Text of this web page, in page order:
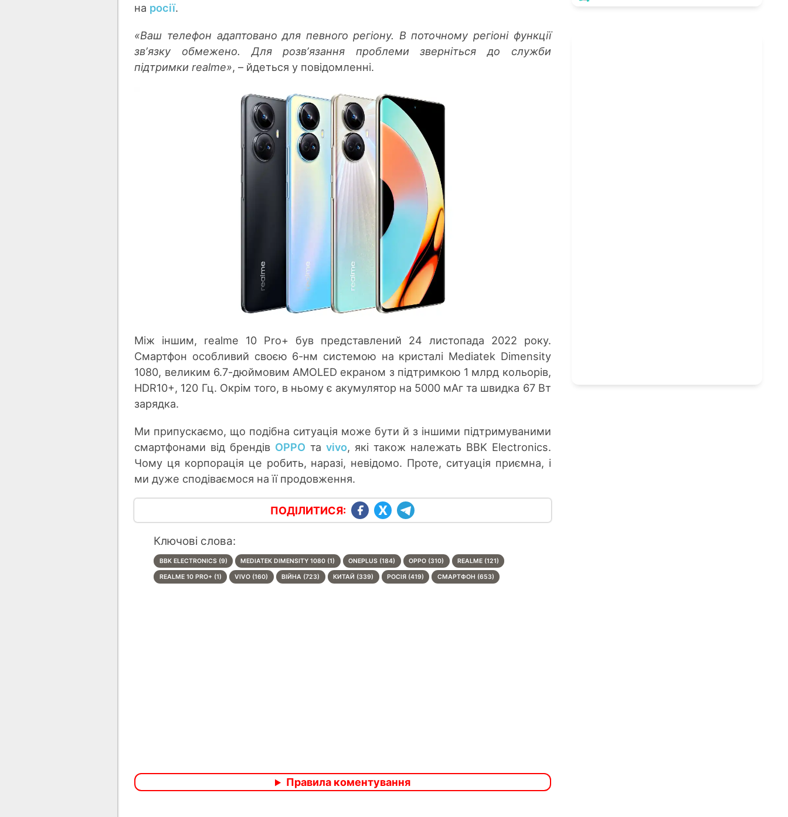
на росії.
«Ваш телефон адаптовано для певного регіону. В поточному регіоні функції
звʼязку обмежено. Для розвʼязання проблеми зверніться до служби
підтримки realme», – йдеться у повідомленні.
Між іншим, realme 10 Pro+ був представлений 24 листопада 2022 року.
Смартфон особливий своєю 6-нм системою на кристалі Mediatek Dimensity
1080, великим 6.7-дюймовим AMOLED екраном з підтримкою 1 млрд кольорів,
HDR10+, 120 Гц. Окрім того, в ньому є акумулятор на 5000 мАг та швидка 67 Вт
зарядка.
Ми припускаємо, що подібна ситуація може бути й з іншими підтримуваними
смартфонами від брендів OPPO та vivo, які також належать BBK Electronics.
Чому ця корпорація це робить, наразі, невідомо. Проте, ситуація приємна, і
ми дуже сподіваємося на її продовження.
ПОДІЛИТИСЯ:
Ключові слова:
BBK ELECTRONICS (9) MEDIATEK DIMENSITY 1080 (1) ONEPLUS (184) OPPO (310) REALME (121)
REALME 10 PRO+ (1) VIVO (160) ВІЙНА (723) КИТАЙ (339) РОСІЯ (419) СМАРТФОН (653)
Правила коментування